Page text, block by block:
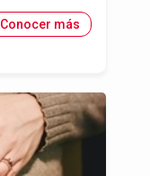
Conocer más